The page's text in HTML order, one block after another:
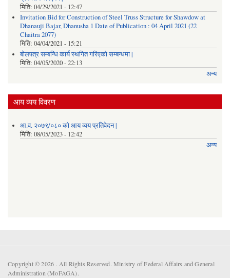
मिति: 04/29/2021 - 12:47
Invitation Bid for Construction of Steel Truss Structure for Shawdow at
Dhanauji Bajar, Dhanusha 1 Date of Publication : 04 April 2021 (22
Chaitra 2077)
मिति: 04/04/2021 - 15:21
बोलपत्र सम्बन्धि कार्य स्थगित गरिएको सम्बन्धमा |
मिति: 04/05/2020 - 22:13
अन्य
आय व्यय विवरण
आ.व. २०७९/०८० को आय व्यय प्रतिवेदन |
मिति: 08/05/2023 - 12:42
अन्य
Copyright © 2026 . All Rights Reserved. Ministry of Federal Affairs and General
Administration (MoFAGA).